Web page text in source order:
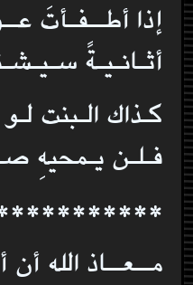
إذا أطــفـأتَ
أثـانـيـةً
كـذاك الـبنت
فـلـن يـمحيهِ
مــعــاذ الله أن